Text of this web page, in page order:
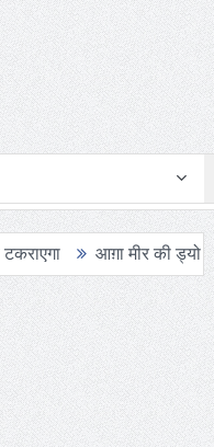
आग़ा मीर की ड्योढ़ी: जहाँ